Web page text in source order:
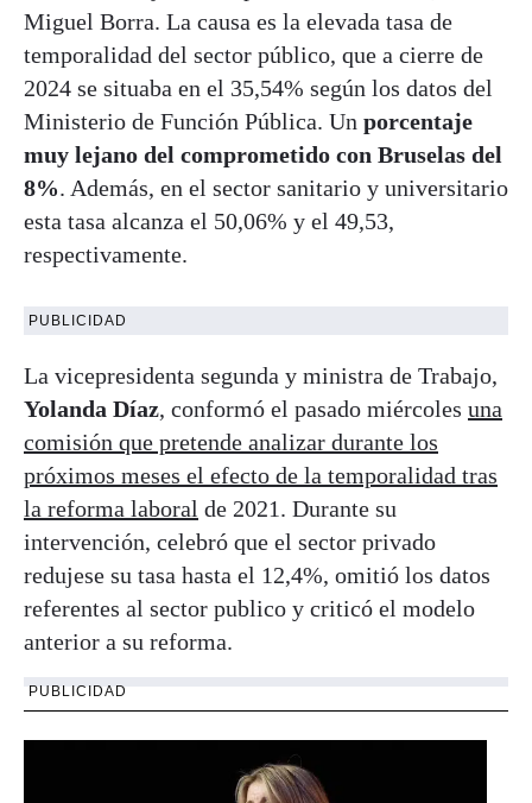
Miguel Borra. La causa es la elevada tasa de
temporalidad del sector público, que a cierre de
2024 se situaba en el 35,54% según los datos del
Ministerio de Función Pública. Un porcentaje
muy lejano del comprometido con Bruselas del
8%. Además, en el sector sanitario y universitario
esta tasa alcanza el 50,06% y el 49,53,
respectivamente.
PUBLICIDAD
La vicepresidenta segunda y ministra de Trabajo,
Yolanda Díaz, conformó el pasado miércoles una
comisión que pretende analizar durante los
próximos meses el efecto de la temporalidad tras
la reforma laboral de 2021. Durante su
intervención, celebró que el sector privado
redujese su tasa hasta el 12,4%, omitió los datos
referentes al sector publico y criticó el modelo
anterior a su reforma.
PUBLICIDAD